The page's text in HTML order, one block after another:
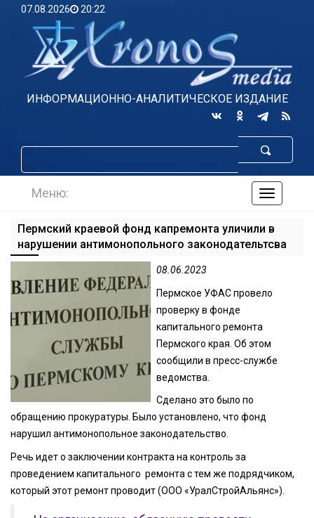
07.08.2026 20:22
ИНФОРМАЦИОННО-АНАЛИТИЧЕСКОЕ ИЗДАНИЕ
по
Меню:
Пермский краевой фонд капремонта уличили в
нарушении антимонопольного законодательтсва
08.06.2023
Пермское УФАС провело
проверку в фонде
капитального ремонта
Пермского края. Об этом
сообщили в пресс-службе
ведомства.
Сделано это было по
обращению прокуратуры. Было установлено, что фонд
нарушил антимонопольное законодательство.
Речь идет о заключении контракта на контроль за
проведением капитального ремонта с тем же подрядчиком,
который этот ремонт проводит (ООО «УралСтройАльянс»).